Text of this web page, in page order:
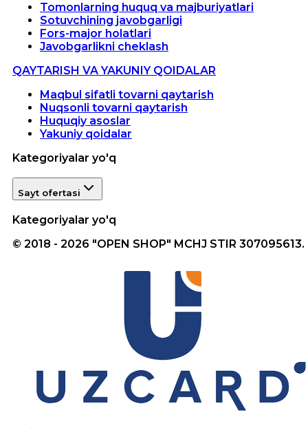
Tomonlarning huquq va majburiyatlari
Sotuvchining javobgarligi
Fors-major holatlari
Javobgarlikni cheklash
QAYTARISH VA YAKUNIY QOIDALAR
Maqbul sifatli tovarni qaytarish
Nuqsonli tovarni qaytarish
Huquqiy asoslar
Yakuniy qoidalar
Kategoriyalar yo'q
Sayt ofertasi
Kategoriyalar yo'q
© 2018 - 2026 "OPEN SHOP" MCHJ STIR 307095613.